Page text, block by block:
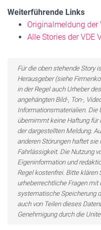
Weiterführende Links
Originalmeldung der
Alle Stories der VDE
Für die oben stehende Story
Herausgeber (siehe
in der Regel auch Urheber
angehängten Bild-, Ton-,
Informationsmaterialien. Die
übernimmt keine Haftung für
der dargestellten Meldung.
anderen Störungen haftet sie
Fahrlässigkeit. Die Nutzung
Eigeninformation und
Regel kostenfrei. Bitte klären
urheberrechtliche Fragen mit
systematische Speicherung
auch von Teilen dieses
Genehmigung durch die